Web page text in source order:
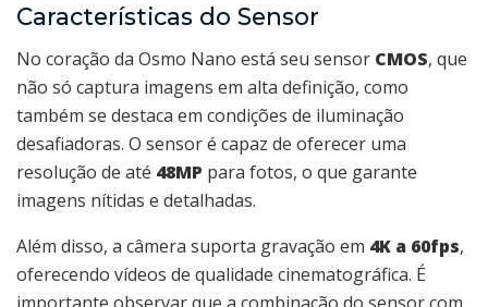
Características do Sensor
No coração da Osmo Nano está seu sensor CMOS, que
não só captura imagens em alta definição, como
também se destaca em condições de iluminação
desafiadoras. O sensor é capaz de oferecer uma
resolução de até 48MP para fotos, o que garante
imagens nítidas e detalhadas.
Além disso, a câmera suporta gravação em 4K a 60fps,
oferecendo vídeos de qualidade cinematográfica. É